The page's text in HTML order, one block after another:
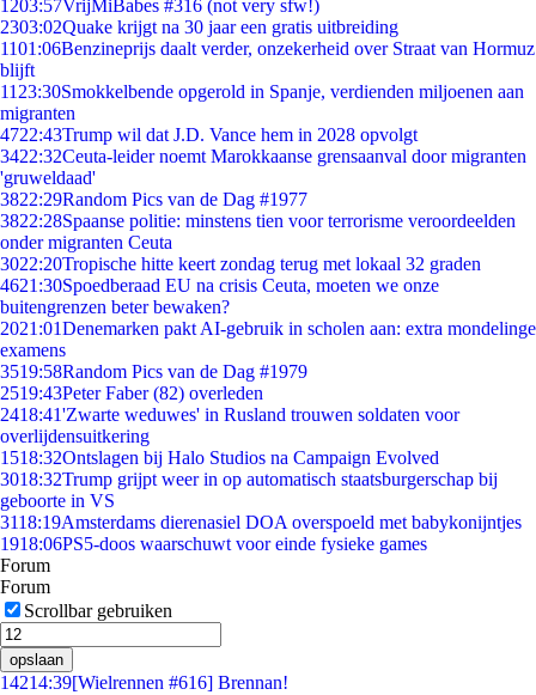
1203:57VrijMiBabes #316 (not very sfw!)
2303:02Quake krijgt na 30 jaar een gratis uitbreiding
1101:06Benzineprijs daalt verder, onzekerheid over Straat van Hormuz
blijft
11 23:30Smokkelbende opgerold in Spanje, verdienden miljoenen aan
migranten
4722:43Trump wil dat J.D. Vance hem in 2028 opvolgt
3422:32Ceuta-leider noemt Marokkaanse grensaanval door migranten
'gruweldaad'
3822:29Random Pics van de Dag #1977
3822:28Spaanse politie: minstens tien voor terrorisme veroordeelden
onder migranten Ceuta
3022:20Tropische hitte keert zondag terug met lokaal 32 graden
4621:30Spoedberaad EU na crisis Ceuta, moeten we onze
buitengrenzen beter bewaken?
2021:01Denemarken pakt AI-gebruik in scholen aan: extra mondelinge
examens
3519:58Random Pics van de Dag #1979
2519:43Peter Faber (82) overleden
2418:41'Zwarte weduwes' in Rusland trouwen soldaten voor
overlijdensuitkering
1518:32Ontslagen bij Halo Studios na Campaign Evolved
3018:32Trump grijpt weer in op automatisch staatsburgerschap bij
geboorte in VS
3118:19Amsterdams dierenasiel DOA overspoeld met babykonijntjes
1918:06PS5-doos waarschuwt voor einde fysieke games
Forum
Forum
Scrollbar gebruiken
opslaan
14214:39[Wielrennen #616] Brennan!